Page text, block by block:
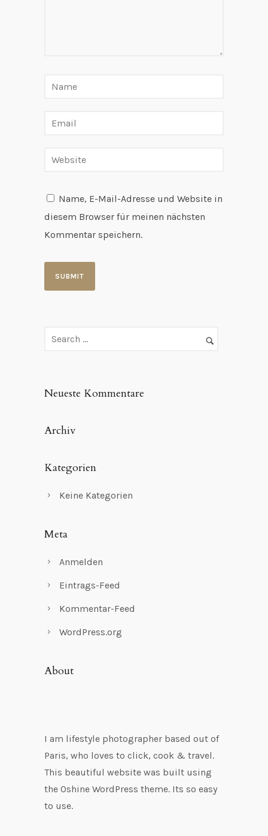
Name, E-Mail-Adresse und Website in
diesem Browser für meinen nächsten
Kommentar speichern.
Neueste Kommentare
Archiv
Kategorien
Keine Kategorien
Meta
Anmelden
Eintrags-Feed
Kommentar-Feed
WordPress.org
About
I am lifestyle photographer based out of
Paris, who loves to click, cook & travel.
This beautiful website was built using
the Oshine WordPress theme. Its so easy
to use.